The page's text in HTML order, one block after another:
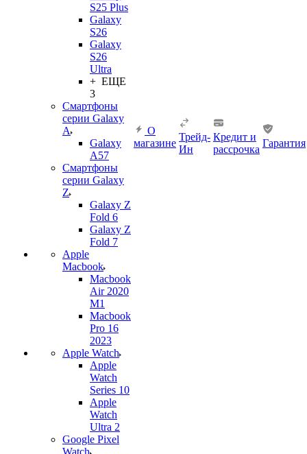
S25 Plus
Galaxy
S26
Galaxy
S26
Ultra
+ ЕЩЕ
3
Смартфоны
серии Galaxy
A
Galaxy
A57
Смартфоны
серии Galaxy
Z
Galaxy Z
Fold 6
Galaxy Z
Fold 7
Apple
Macbook
Macbook
Air 2020
M1
Macbook
Pro 16
2023
Apple Watch
Apple
Watch
Series 10
Apple
Watch
Ultra 2
Google Pixel
Watch
О
магазине
Трейд-
Ин
Кредит и
рассрочка
Гарантия